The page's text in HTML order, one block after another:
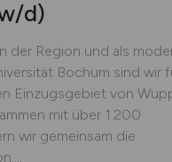
d)
der Region und als
Bochum sind wir
Einzugsgebiet von
mit über 1.200
wir gemeinsam die